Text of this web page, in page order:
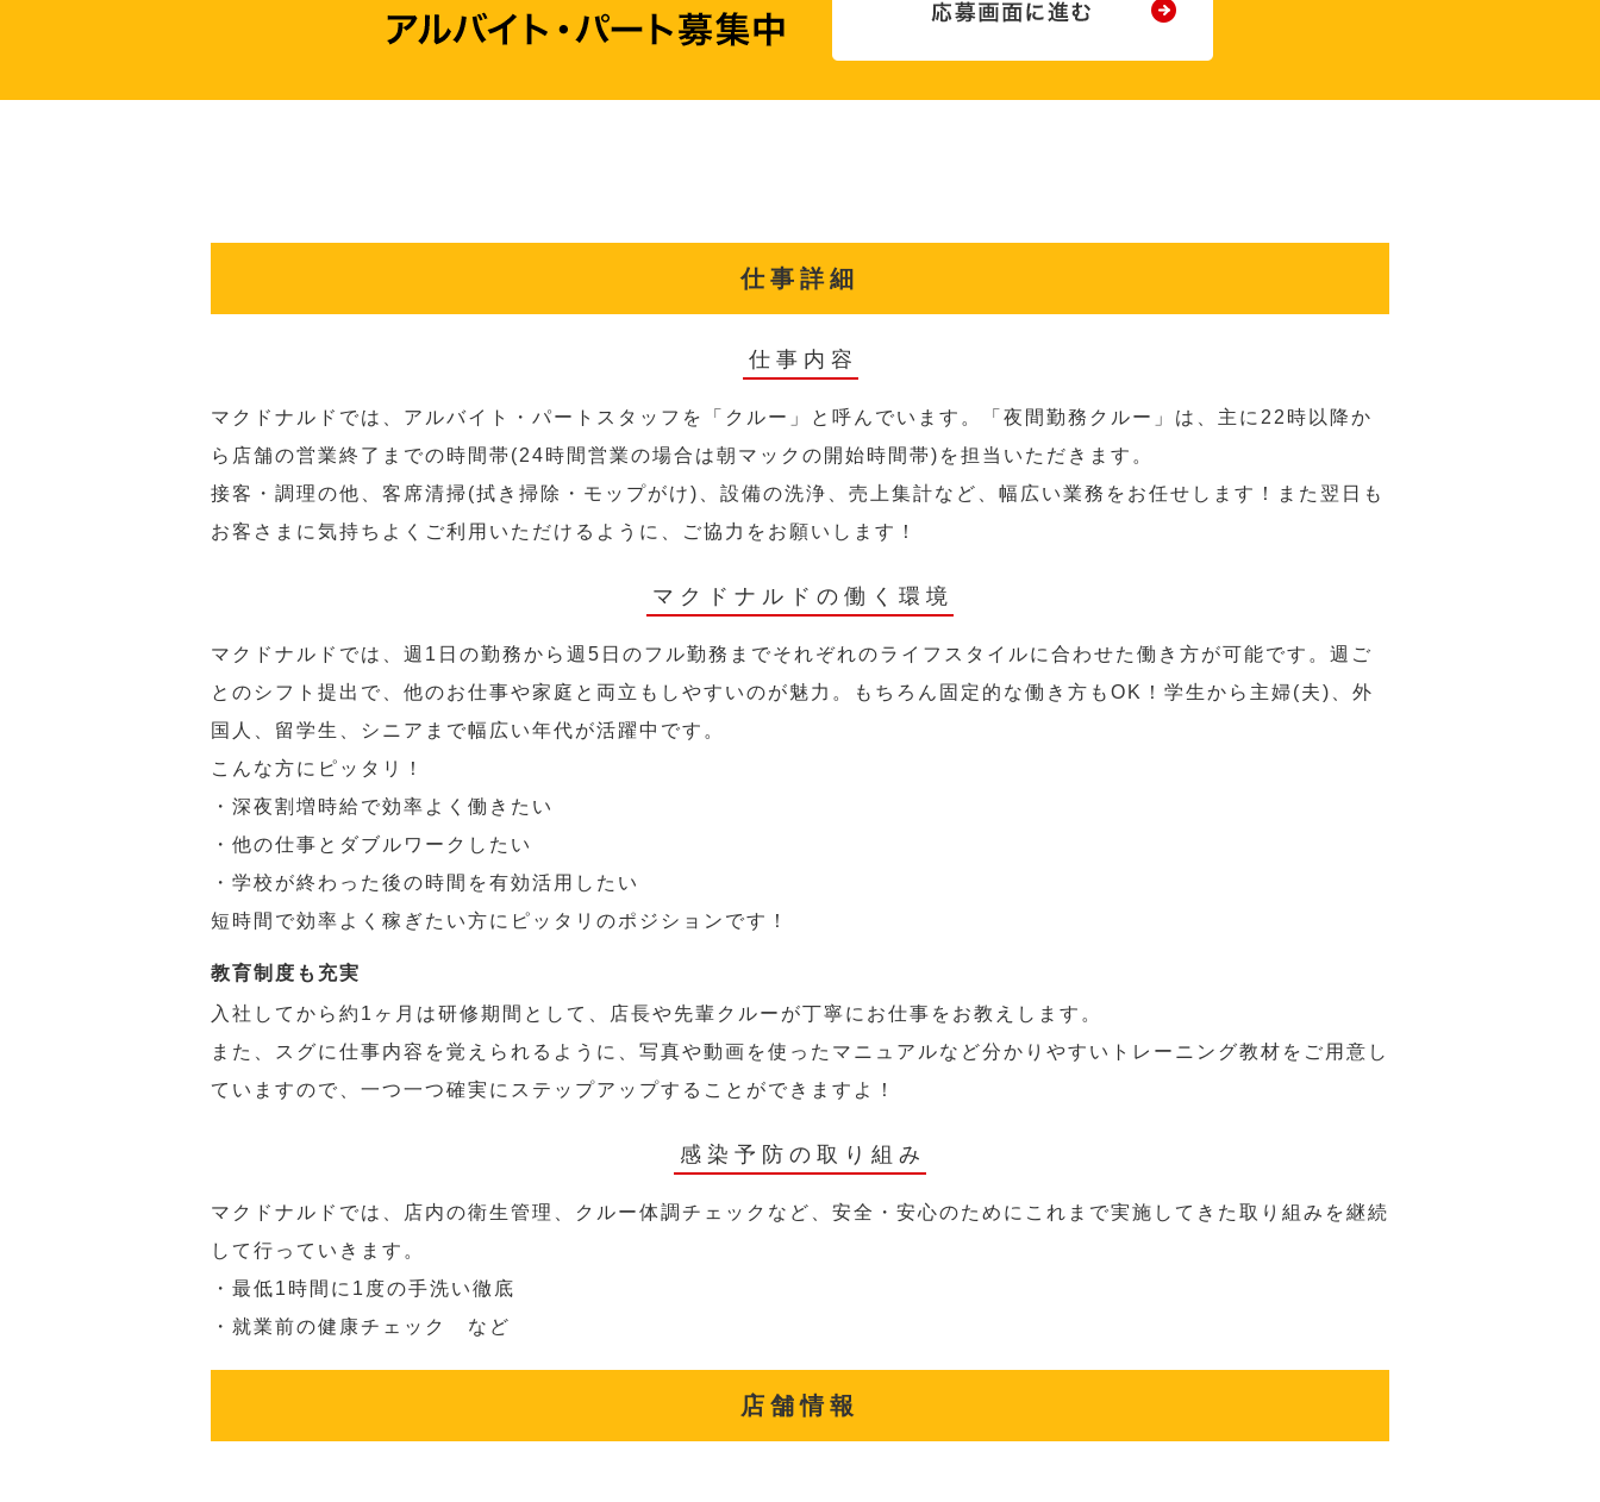
仕事詳細
仕事内容
マクドナルドでは、アルバイト・パートスタッフを「クルー」と呼んでいます。「夜間勤務クルー」は、主に22時以降か
ら店舗の営業終了までの時間帯(24時間営業の場合は朝マックの開始時間帯)を担当いただきます。
接客・調理の他、客席清掃(拭き掃除・モップがけ)、設備の洗浄、売上集計など、幅広い業務をお任せします！また翌日も
お客さまに気持ちよくご利用いただけるように、ご協力をお願いします！
マクドナルドの働く環境
マクドナルドでは、週1日の勤務から週5日のフル勤務までそれぞれのライフスタイルに合わせた働き方が可能です。週ご
とのシフト提出で、他のお仕事や家庭と両立もしやすいのが魅力。もちろん固定的な働き方もOK！学生から主婦(夫)、外
国人、留学生、シニアまで幅広い年代が活躍中です。
こんな方にピッタリ！
・深夜割増時給で効率よく働きたい
・他の仕事とダブルワークしたい
・学校が終わった後の時間を有効活用したい
短時間で効率よく稼ぎたい方にピッタリのポジションです！
教育制度も充実
入社してから約1ヶ月は研修期間として、店長や先輩クルーが丁寧にお仕事をお教えします。
また、スグに仕事内容を覚えられるように、写真や動画を使ったマニュアルなど分かりやすいトレーニング教材をご用意し
ていますので、一つ一つ確実にステップアップすることができますよ！
感染予防の取り組み
マクドナルドでは、店内の衛生管理、クルー体調チェックなど、安全・安心のためにこれまで実施してきた取り組みを継続
して行っていきます。
・最低1時間に1度の手洗い徹底
・就業前の健康チェック など
店舗情報